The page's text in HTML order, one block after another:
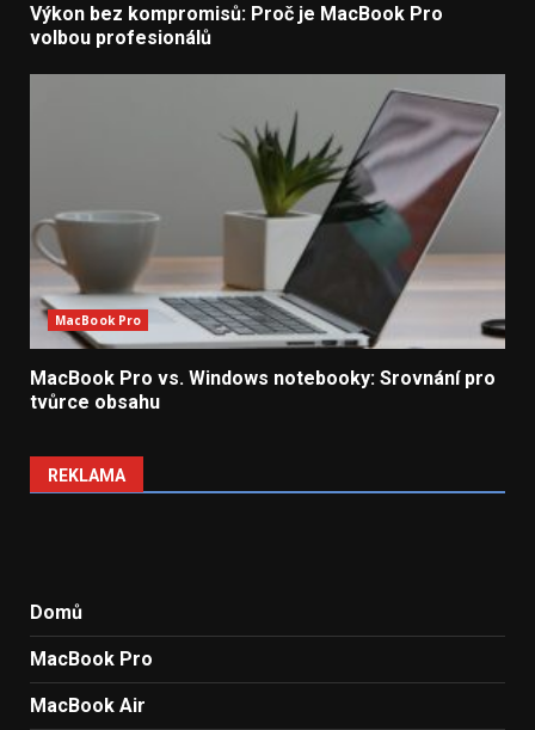
Výkon bez kompromisů: Proč je MacBook Pro
volbou profesionálů
MacBook Pro
MacBook Pro vs. Windows notebooky: Srovnání pro
tvůrce obsahu
REKLAMA
Domů
MacBook Pro
MacBook Air